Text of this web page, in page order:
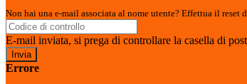
Non hai una e-mail associata al nome utente? Effettua il reset
E-mail inviata, si prega di controllare la casella di
Errore